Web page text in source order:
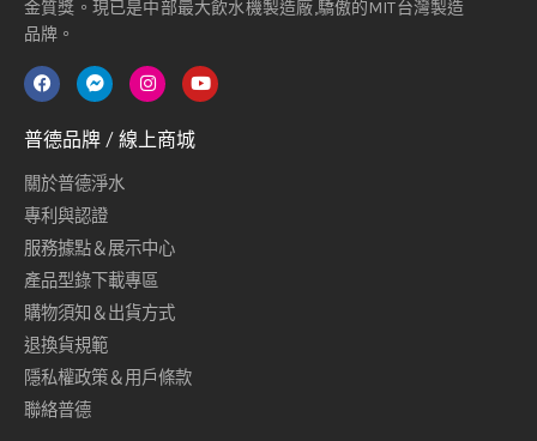
金質獎。現已是中部最大飲水機製造廠,驕傲的MIT台灣製造
品牌。
普德品牌 / 線上商城
關於普德淨水
專利與認證
服務據點＆展示中心
產品型錄下載專區
購物須知＆出貨方式
退換貨規範
隱私權政策＆用戶條款
聯絡普德